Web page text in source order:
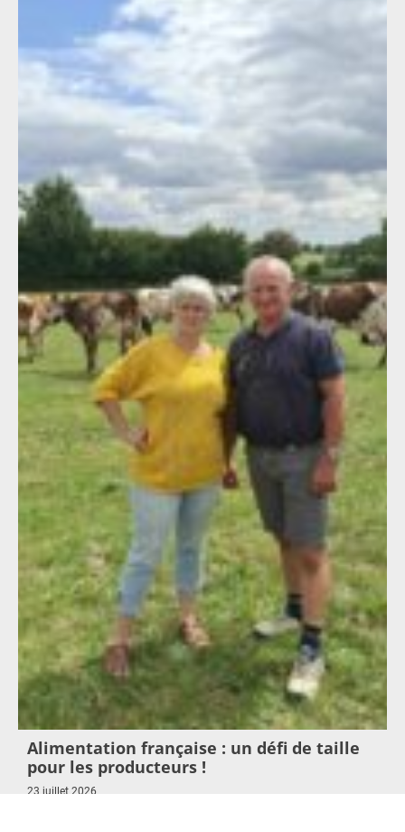
Alimentation française : un défi de taille
pour les producteurs !
23 juillet 2026